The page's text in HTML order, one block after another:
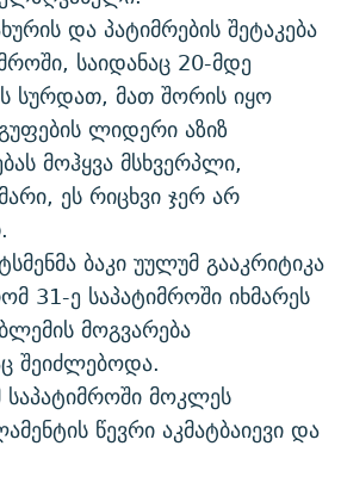
- ᲐᲛᲝᲣᲗᲥᲛᲔᲚᲘ ᲐᲛᲑᲐᲕᲘ
ᲓᲐᲨᲐᲕᲔᲑᲣᲚᲔᲑᲘ
საიტი
და პატიმრების შეტაკება
საიდანაც 20-მდე
სურდათ, მათ შორის იყო
ლიდერი აზიზ
მოჰყვა მსხვერპლი,
ეს რიცხვი ჯერ არ
ბაკი უულუმ გააკრიტიკა
31-ე საპატიმროში იხმარეს
მოგვარება
შეიძლებოდა.
მოკლეს
წევრი აკმატბაიევი და